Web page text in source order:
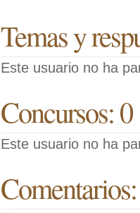
Temas y
Este usuario no ha
Concursos: 0
Este usuario no ha